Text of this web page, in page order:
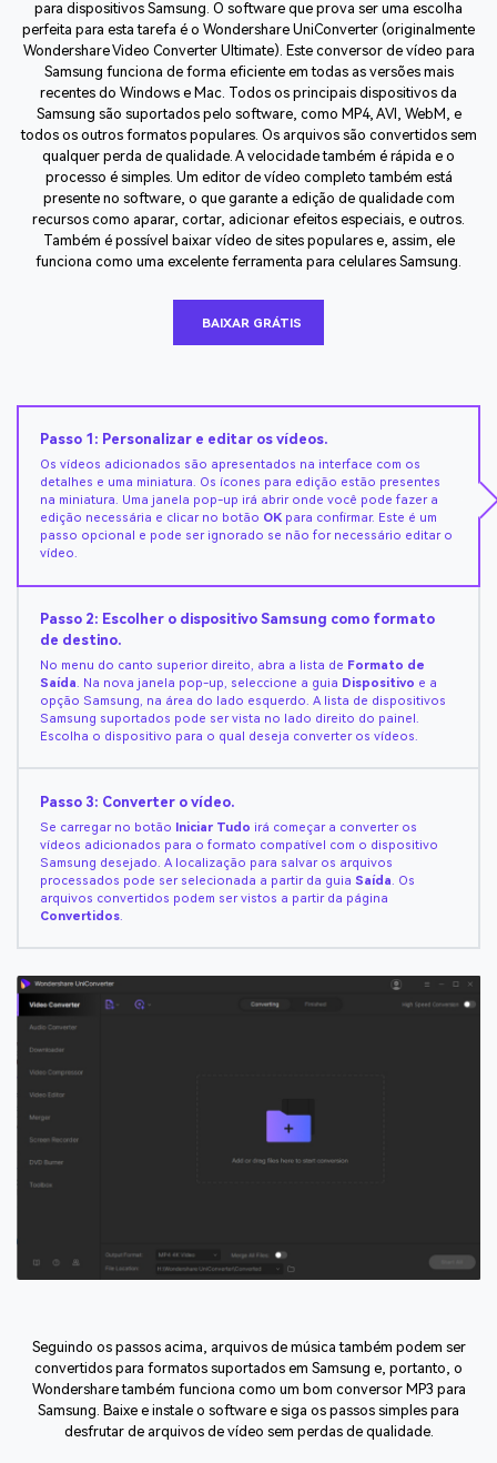
para dispositivos Samsung. O software que prova ser uma escolha
perfeita para esta tarefa é o Wondershare UniConverter (originalmente
Wondershare Video Converter Ultimate). Este conversor de vídeo para
Samsung funciona de forma eficiente em todas as versões mais
recentes do Windows e Mac. Todos os principais dispositivos da
Samsung são suportados pelo software, como MP4, AVI, WebM, e
todos os outros formatos populares. Os arquivos são convertidos sem
qualquer perda de qualidade. A velocidade também é rápida e o
processo é simples. Um editor de vídeo completo também está
presente no software, o que garante a edição de qualidade com
recursos como aparar, cortar, adicionar efeitos especiais, e outros.
Também é possível baixar vídeo de sites populares e, assim, ele
funciona como uma excelente ferramenta para celulares Samsung.
BAIXAR GRÁTIS
Passo 1: Personalizar e editar os vídeos.
Os vídeos adicionados são apresentados na interface com os
detalhes e uma miniatura. Os ícones para edição estão presentes
na miniatura. Uma janela pop-up irá abrir onde você pode fazer a
edição necessária e clicar no botão OK para confirmar. Este é um
passo opcional e pode ser ignorado se não for necessário editar o
vídeo.
Passo 2: Escolher o dispositivo Samsung como formato
de destino.
No menu do canto superior direito, abra a lista de Formato de
Saída. Na nova janela pop-up, seleccione a guia Dispositivo e a
opção Samsung, na área do lado esquerdo. A lista de dispositivos
Samsung suportados pode ser vista no lado direito do painel.
Escolha o dispositivo para o qual deseja converter os vídeos.
Passo 3: Converter o vídeo.
Se carregar no botão Iniciar Tudo irá começar a converter os
vídeos adicionados para o formato compatível com o dispositivo
Samsung desejado. A localização para salvar os arquivos
processados pode ser selecionada a partir da guiaSaída. Os
arquivos convertidos podem ser vistos a partir da página
Convertidos.
Seguindo os passos acima, arquivos de música também podem ser
convertidos para formatos suportados em Samsung e, portanto, o
Wondershare também funciona como um bom conversor MP3 para
Samsung. Baixe e instale o software e siga os passos simples para
desfrutar de arquivos de vídeo sem perdas de qualidade.